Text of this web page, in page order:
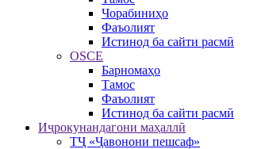
Чорабиниҳо
Фаъолият
Истинод ба сайти расмӣ
OSCE
Барномаҳо
Тамос
Фаъолият
Истинод ба сайти расмӣ
Иҷрокунандагони маҳаллӣ
ТҶ «Ҷавонони пешсаф»